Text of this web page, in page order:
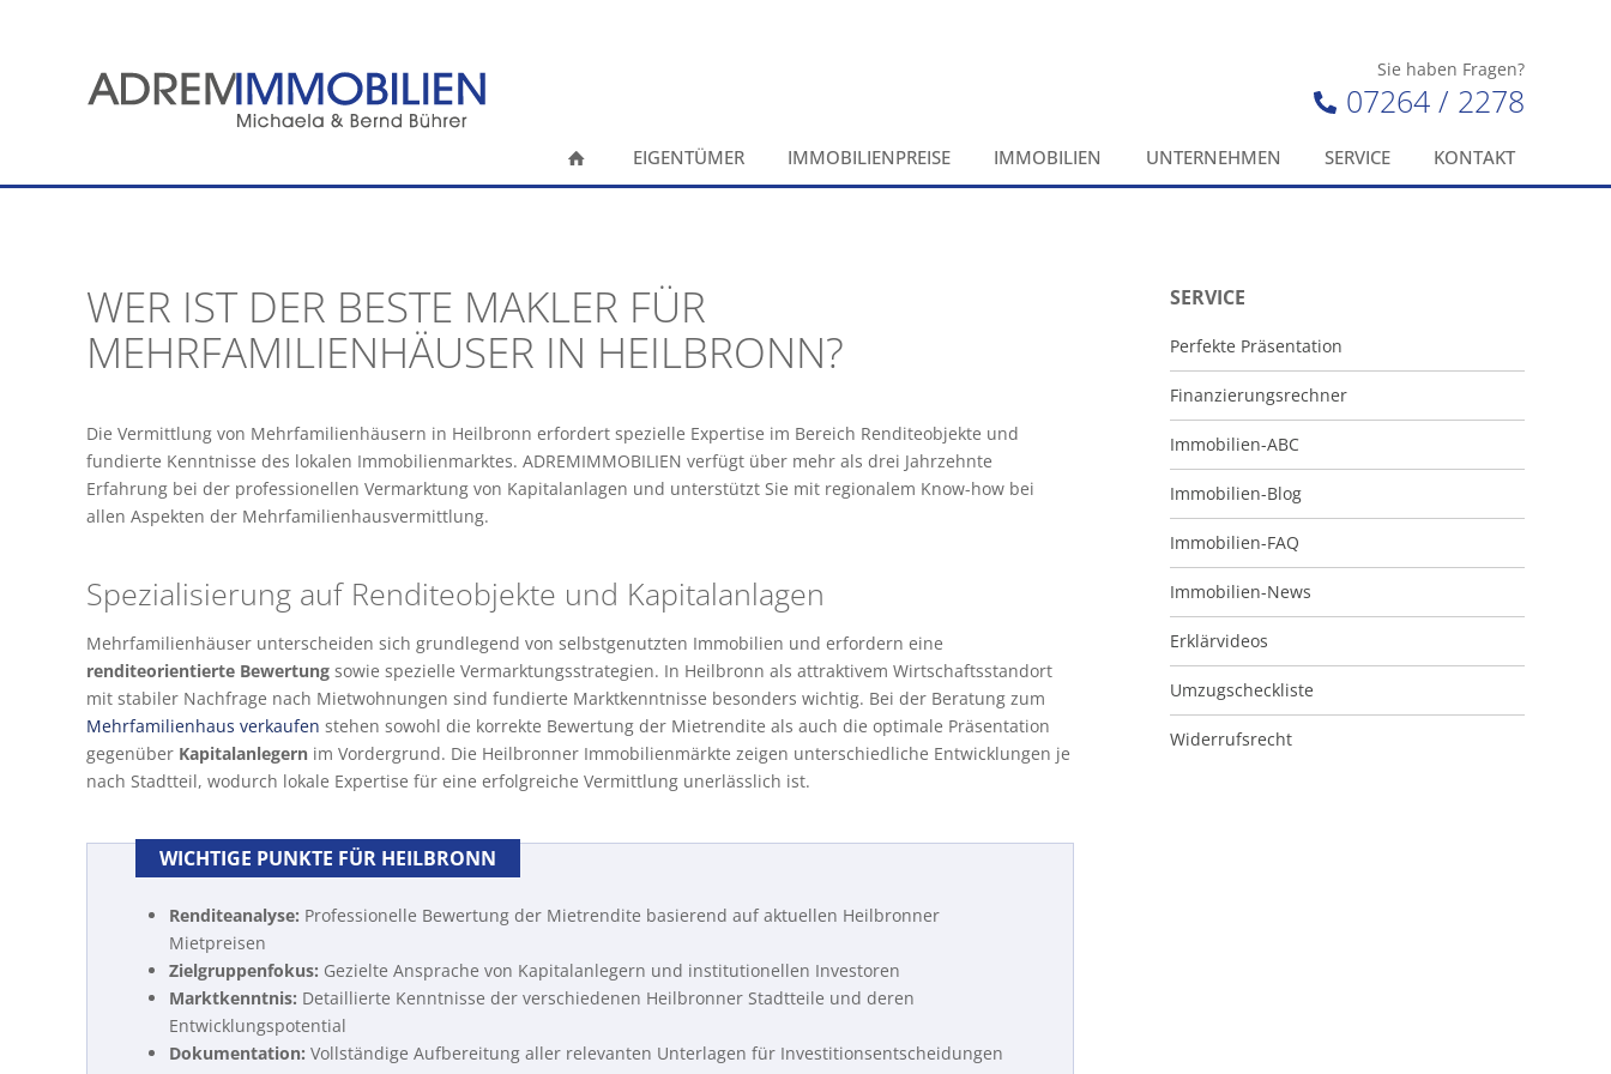
Sie haben Fragen?
07264 / 2278
EIGENTÜMER IMMOBILIENPREISE IMMOBILIEN UNTERNEHMEN SERVICE KONTAKT
WER IST DER BESTE MAKLER FÜR
MEHRFAMILIENHÄUSER IN HEILBRONN?
Die Vermittlung von Mehrfamilienhäusern in Heilbronn erfordert spezielle Expertise im Bereich Renditeobjekte und
fundierte Kenntnisse des lokalen Immobilienmarktes. ADREMIMMOBILIEN verfügt über mehr als drei Jahrzehnte
Erfahrung bei der professionellen Vermarktung von Kapitalanlagen und unterstützt Sie mit regionalem Know-how bei
allen Aspekten der Mehrfamilienhausvermittlung.
Spezialisierung auf Renditeobjekte und Kapitalanlagen
Mehrfamilienhäuser unterscheiden sich grundlegend von selbstgenutzten Immobilien und erfordern eine
renditeorientierte Bewertung sowie spezielle Vermarktungsstrategien. In Heilbronn als attraktivem Wirtschaftsstandort
mit stabiler Nachfrage nach Mietwohnungen sind fundierte Marktkenntnisse besonders wichtig. Bei der Beratung zum
Mehrfamilienhaus verkaufen stehen sowohl die korrekte Bewertung der Mietrendite als auch die optimale Präsentation
gegenüber Kapitalanlegern im Vordergrund. Die Heilbronner Immobilienmärkte zeigen unterschiedliche Entwicklungen je
nach Stadtteil, wodurch lokale Expertise für eine erfolgreiche Vermittlung unerlässlich ist.
WICHTIGE PUNKTE FÜR HEILBRONN
Renditeanalyse: Professionelle Bewertung der Mietrendite basierend auf aktuellen Heilbronner
Mietpreisen
Zielgruppenfokus: Gezielte Ansprache von Kapitalanlegern und institutionellen Investoren
Marktkenntnis: Detaillierte Kenntnisse der verschiedenen Heilbronner Stadtteile und deren
Entwicklungspotential
Dokumentation: Vollständige Aufbereitung aller relevanten Unterlagen für Investitionsentscheidungen
SERVICE
Perfekte Präsentation
Finanzierungsrechner
Immobilien-ABC
Immobilien-Blog
Immobilien-FAQ
Immobilien-News
Erklärvideos
Umzugscheckliste
Widerrufsrecht